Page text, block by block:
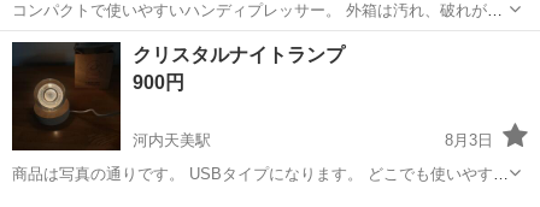
コンパクトで使いやすいハンディプレッサー。 外箱は汚れ、破れがあ
ります。 商品は未使用品に近いです。 通電確認済み。 1番目の写真で
写っている物全てです。 - モデル名: HANDY PRESSER - 付属品: 収納
袋 ...
大阪 松原市 河内天美駅 生活家電
クリスタルナイトランプ
900円
河内天美駅
8月3日
商品は写真の通りです。 USBタイプになります。 どこでも使いやすい